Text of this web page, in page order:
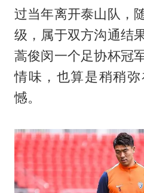
过当年离开泰山队，
级，属于双方沟通结
蒿俊闵一个足协杯冠
情味，也算是稍稍
憾。